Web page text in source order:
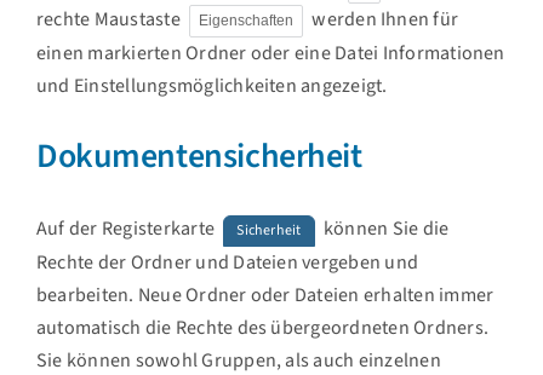
rechte Maustaste
Eigenschaften
werden Ihnen für
einen markierten Ordner oder eine Datei Informationen
und Einstellungsmöglichkeiten angezeigt.
Dokumentensicherheit
Auf der Registerkarte Sicherheit
können Sie die
Rechte der Ordner und Dateien vergeben und
bearbeiten. Neue Ordner oder Dateien erhalten immer
automatisch die Rechte des übergeordneten Ordners.
Sie können sowohl Gruppen, als auch einzelnen